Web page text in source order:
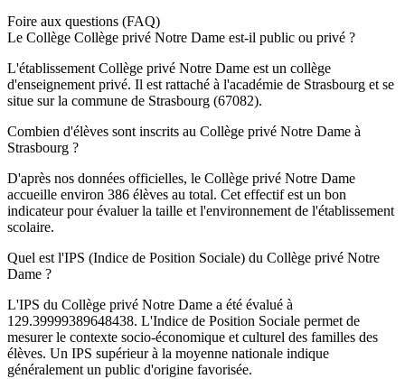
Foire aux questions (FAQ)
Le Collège Collège privé Notre Dame est-il public ou privé ?
L'établissement Collège privé Notre Dame est un collège
d'enseignement privé. Il est rattaché à l'académie de Strasbourg et se
situe sur la commune de Strasbourg (67082).
Combien d'élèves sont inscrits au Collège privé Notre Dame à
Strasbourg ?
D'après nos données officielles, le Collège privé Notre Dame
accueille environ 386 élèves au total. Cet effectif est un bon
indicateur pour évaluer la taille et l'environnement de l'établissement
scolaire.
Quel est l'IPS (Indice de Position Sociale) du Collège privé Notre
Dame ?
L'IPS du Collège privé Notre Dame a été évalué à
129.39999389648438. L'Indice de Position Sociale permet de
mesurer le contexte socio-économique et culturel des familles des
élèves. Un IPS supérieur à la moyenne nationale indique
généralement un public d'origine favorisée.